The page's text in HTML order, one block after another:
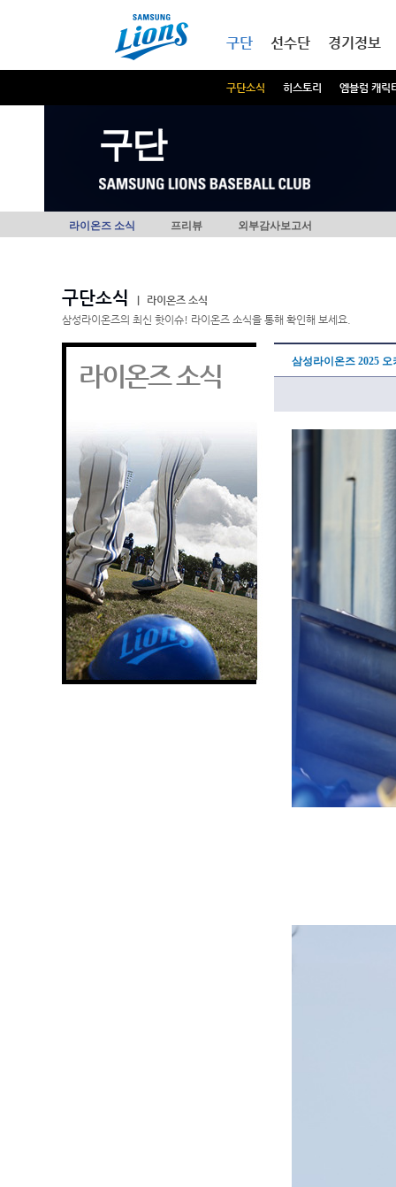
구단
구단소식 히스토리 엠블럼 캐릭
선수단 경기정보
구단
라이온즈 소식 프리뷰 외부감사보고서
구단소식
라이온즈 소식
삼성라이온즈의 최신 핫이슈! 라이온즈 소식을 통해 확인해 보세요.
라이온즈 소식 삼성라이온즈 2025